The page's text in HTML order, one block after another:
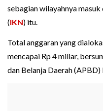
sebagian wilayahnya masuk
(IKN) itu.
Total anggaran yang
mencapai Rp 4 miliar,
dan Belanja Daerah